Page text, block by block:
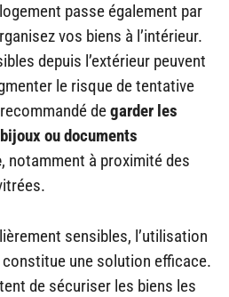
passe également par
vos biens à l’intérieur.
depuis l’extérieur peuvent
le risque de tentative
degarder les
ou documents
, notamment à proximité des
sensibles, l’utilisation
constitue une solution efficace.
de sécuriser les biens les